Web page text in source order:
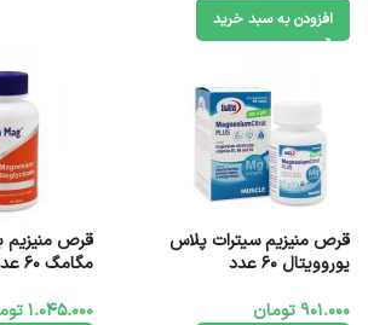
افزودن به سبد خرید
قرص منیزیم سیترات پلاس
یوروویتال 60 عدد
901.000 تومان
قرص منیزیم
مگامگ 60 عدد
1.045.000